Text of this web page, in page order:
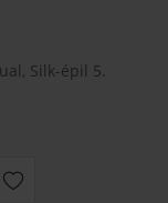
Silk-épil 5.